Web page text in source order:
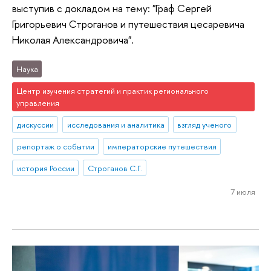
выступив с докладом на тему: "Граф Сергей
Григорьевич Строганов и путешествия цесаревича
Николая Александровича".
Наука
Центр изучения стратегий и практик регионального
управления
дискуссии
исследования и аналитика
взгляд ученого
репортаж о событии
императорские путешествия
история России
Строганов С.Г.
7 июля